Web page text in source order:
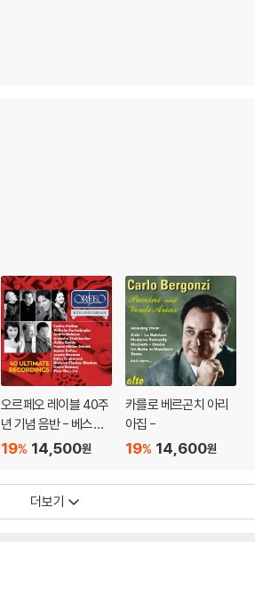
오르페오 레이블 40주
년 기념 음반 - 베스트
녹음 40 (ORFEO 40t
n: 40 Ultimate Reco
rdings)
14,500원
19%
카를로 베르곤치 아리
아집 -
14,600원
19%
더보기